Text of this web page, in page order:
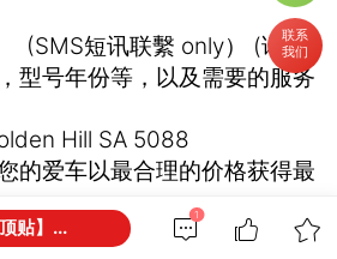
联系
我们
短讯联繫 only） (请包
型号年份等，以及需要的服务
Hill SA 5088
的爱车以最合理的价格获得最
1
贴】...